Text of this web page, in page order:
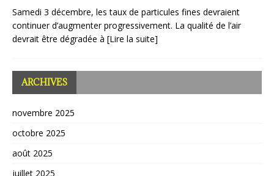
Samedi 3 décembre, les taux de particules fines devraient
continuer d’augmenter progressivement. La qualité de l’air
devrait être dégradée à [Lire la suite]
ARCHIVES
novembre 2025
octobre 2025
août 2025
juillet 2025